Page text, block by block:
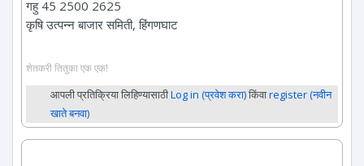
गहु 45 2500 2625
कृषि उत्पन्न बाजार समिती, हिंगणघाट
शेतकरी तितुका एक एक!
आपली प्रतिक्रिया लिहिण्यासाठीLog in (प्रवेश करा)किंवाregister (नवीन
खाते बनवा)